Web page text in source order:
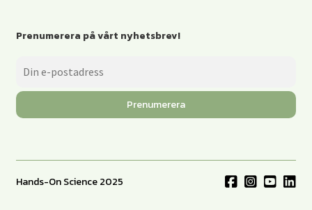
Prenumerera på vårt nyhetsbrev!
Prenumerera
Hands-On Science 2025